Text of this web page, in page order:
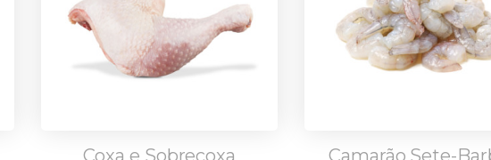
Coxa e Sobrecoxa Camarão Sete-